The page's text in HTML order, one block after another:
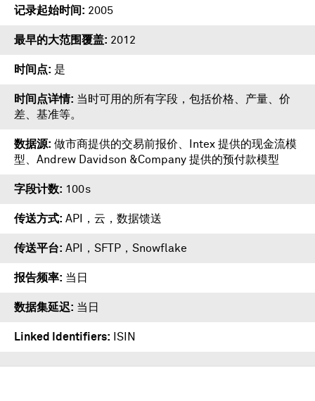
记录起始时间 2005
最早的大范围覆盖 2012
时间点 是
时间点详情
当时可用的所有字段，包括价格、产量、价
差、基准等。
数据源 做市商提供的交易前报价、Intex 提供的现金流模
型、Andrew Davidson &Company 提供的预付款模型
字段计数 100s
传送方式 API，云，数据馈送
传送平台 API ， SFTP ， Snowflake
报告频率 当日
数据集延迟 当日
Linked Identifiers ISIN